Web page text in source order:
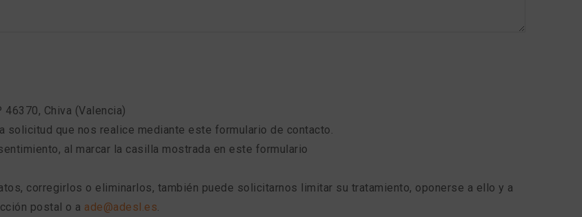
Chiva (Valencia)
solicitud que nos realice mediante este formulario de contacto.
al marcar la casilla mostrada en este formulario
corregirlos o eliminarlos, también puede solicitarnos limitar su tratamiento, oponerse a ello y a
postal o a ade@adesl.es.